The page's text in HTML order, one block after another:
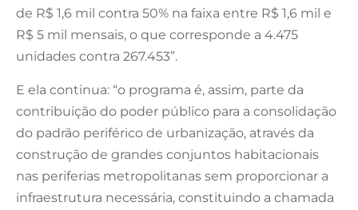
de R$ 1,6 mil contra 50% na faixa entre R$ 1,6 mil e
R$ 5 mil mensais, o que corresponde a 4.475
unidades contra 267.453”.
E ela continua: “o programa é, assim, parte da
contribuição do poder público para a consolidação
do padrão periférico de urbanização, através da
construção de grandes conjuntos habitacionais
nas periferias metropolitanas sem proporcionar a
infraestrutura necessária, constituindo a chamada